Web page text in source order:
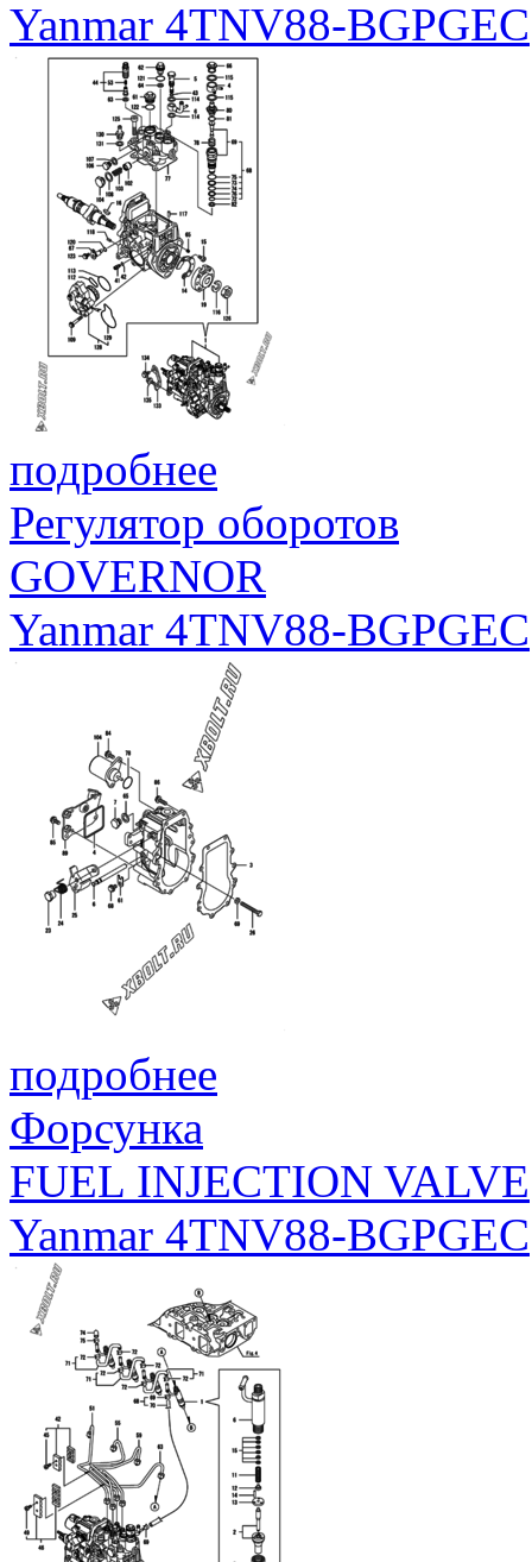
Yanmar 4TNV88-BGPGEC
подробнее
Регулятор оборотов
GOVERNOR
Yanmar 4TNV88-BGPGEC
подробнее
Форсунка
FUEL INJECTION VALVE
Yanmar 4TNV88-BGPGEC